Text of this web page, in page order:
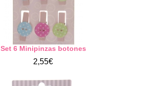
Set 6 Minipinzas botones
2,55€